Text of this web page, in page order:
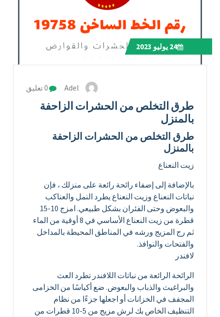
24 يوليو 2023
Adel
طرق التخلص من الحشرات الزاحفة
بالمنزل
طرق التخلص من الحشرات الزاحفة
بالمنزل
زيت النعناع
بالإضافة إلى إضفاء رائحة رائعة على منزلك ، فإن
نباتات النعناع وزيت النعناع يطرد النمل والعناكب
والبعوض وحتى الفئران بشكل طبيعي. امزج 10-15
قطرة من زيت النعناع الأساسي في 8 أوقية من الماء
ثم رج المزيج ورشه في المناطق المحيطة بالمداخل
والفتحات والنوافذ.
لافندر
الرائحة الرائعة من نباتات اللافندر تطرد العث
والبراغيث والذباب والبعوض. ضع أكياسًا من الخزامى
المجفف في الخزانات أو اجعلها جزءًا من نظام
التنظيف الخاص بك لرش مزيج من 5-10 قطرات من